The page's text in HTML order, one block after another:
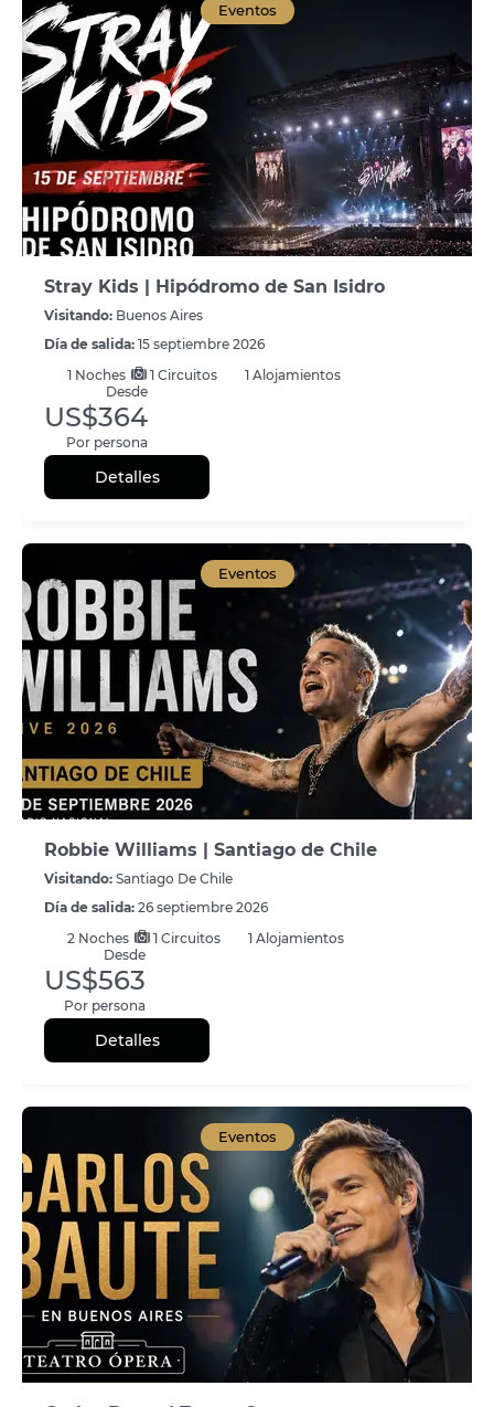
Eventos
Stray Kids | Hipódromo de San Isidro
Visitando: Buenos Aires
Día de salida: 15 septiembre 2026
1 Noches 1 Circuitos
1 Alojamientos
Desde
US$364
Por persona
Detalles
Eventos
Robbie Williams | Santiago de Chile
Visitando: Santiago De Chile
Día de salida: 26 septiembre 2026
2 Noches 1 Circuitos
1 Alojamientos
Desde
US$563
Por persona
Detalles
Eventos